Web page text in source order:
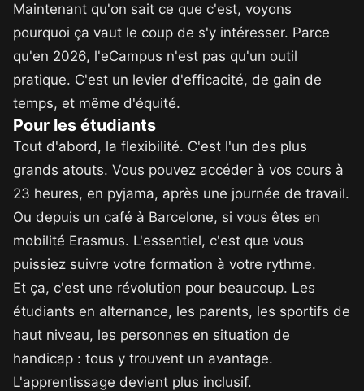
Maintenant qu'on sait ce que c'est, voyons
pourquoi ça vaut le coup de s'y intéresser. Parce
qu'en 2026, l'eCampus n'est pas qu'un outil
pratique. C'est un levier d'efficacité, de gain de
temps, et même d'équité.
Pour les étudiants
Tout d'abord, la flexibilité. C'est l'un des plus
grands atouts. Vous pouvez accéder à vos cours à
23 heures, en pyjama, après une journée de travail.
Ou depuis un café à Barcelone, si vous êtes en
mobilité Erasmus. L'essentiel, c'est que vous
puissiez suivre votre formation à votre rythme.
Et ça, c'est une révolution pour beaucoup. Les
étudiants en alternance, les parents, les sportifs de
haut niveau, les personnes en situation de
handicap : tous y trouvent un avantage.
L'apprentissage devient plus inclusif.